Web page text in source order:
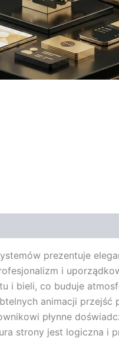
prezentuje
i
i bieli, co buduje
animacji przejść
płynne
strony jest logiczna i